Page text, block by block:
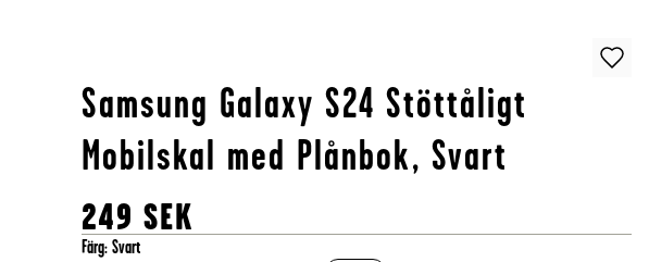
Samsung Galaxy S24 Stöttåligt
Mobilskal med Plånbok, Svart
249 SEK
Färg:Svart